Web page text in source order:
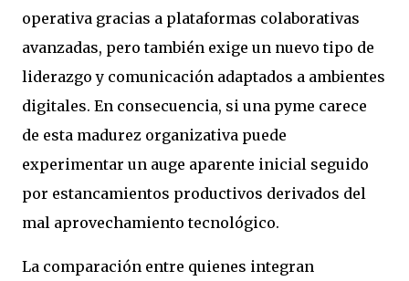
operativa gracias a plataformas colaborativas
avanzadas, pero también exige un nuevo tipo de
liderazgo y comunicación adaptados a ambientes
digitales. En consecuencia, si una pyme carece
de esta madurez organizativa puede
experimentar un auge aparente inicial seguido
por estancamientos productivos derivados del
mal aprovechamiento tecnológico.
La comparación entre quienes integran